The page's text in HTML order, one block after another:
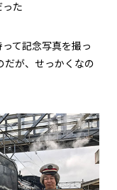
った
て記念写真を撮っ
だが、せっかくなの